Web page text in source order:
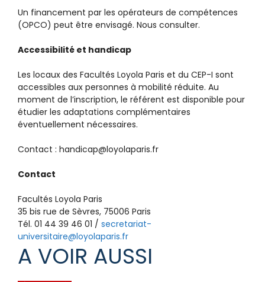
Un financement par les opérateurs de compétences
(OPCO) peut être envisagé. Nous consulter.
Accessibilité et handicap
Les locaux des Facultés Loyola Paris et du CEP-I sont
accessibles aux personnes à mobilité réduite. Au
moment de l’inscription, le référent est disponible pour
étudier les adaptations complémentaires
éventuellement nécessaires.
Contact : handicap@loyolaparis.fr
Contact
Facultés Loyola Paris
35 bis rue de Sèvres, 75006 Paris
Tél. 01 44 39 46 01 / secretariat-
universitaire@loyolaparis.fr
A VOIR AUSSI